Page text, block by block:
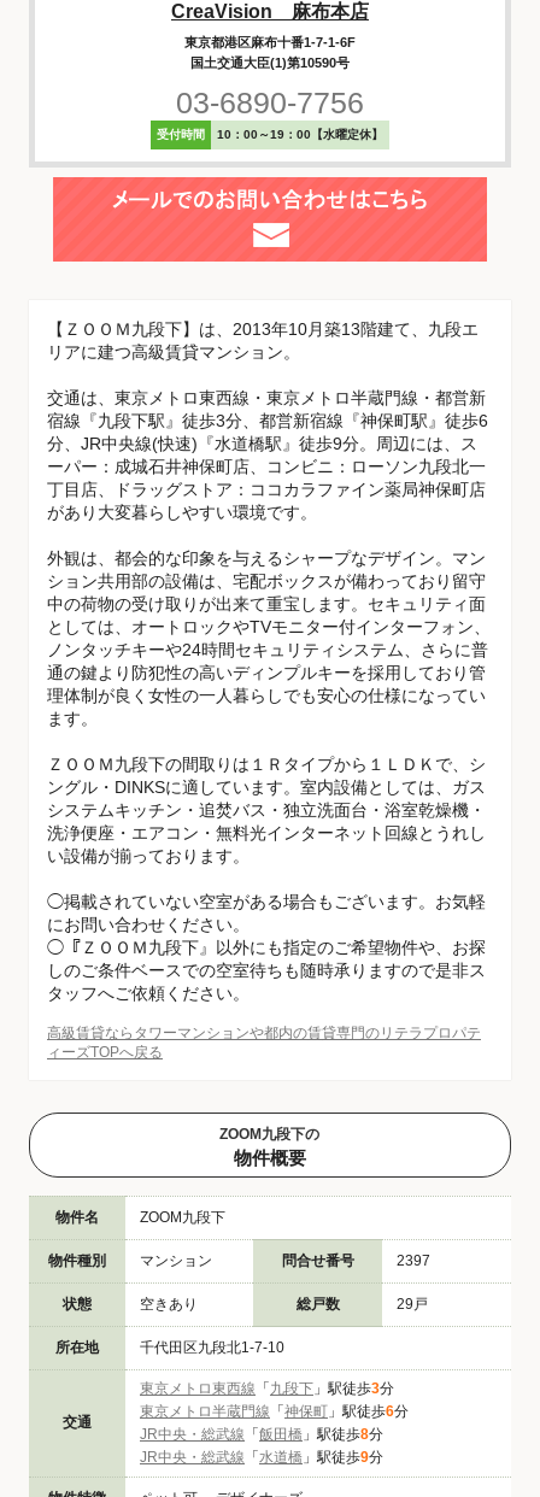
CreaVision 麻布本店
東京都港区麻布十番1-7-1-6F
国土交通大臣(1)第10590号
03-6890-7756
受付時間 10：00～19：00【水曜定休】
【ＺＯＯＭ九段下】は、2013年10月築13階建て、九段エ
リアに建つ高級賃貸マンション。
交通は、東京メトロ東西線・東京メトロ半蔵門線・都営新
宿線『九段下駅』徒歩3分、都営新宿線『神保町駅』徒歩6
分、JR中央線(快速)『水道橋駅』徒歩9分。周辺には、ス
ーパー：成城石井神保町店、コンビニ：ローソン九段北一
丁目店、ドラッグストア：ココカラファイン薬局神保町店
があり大変暮らしやすい環境です。
外観は、都会的な印象を与えるシャープなデザイン。マン
ション共用部の設備は、宅配ボックスが備わっており留守
中の荷物の受け取りが出来て重宝します。セキュリティ面
としては、オートロックやTVモニター付インターフォン、
ノンタッチキーや24時間セキュリティシステム、さらに普
通の鍵より防犯性の高いディンプルキーを採用しており管
理体制が良く女性の一人暮らしでも安心の仕様になってい
ます。
ＺＯＯＭ九段下の間取りは１Ｒタイプから１ＬＤＫで、シ
ングル・DINKSに適しています。室内設備としては、ガス
システムキッチン・追焚バス・独立洗面台・浴室乾燥機・
洗浄便座・エアコン・無料光インターネット回線とうれし
い設備が揃っております。
◯掲載されていない空室がある場合もございます。お気軽
にお問い合わせください。
◯『ＺＯＯＭ九段下』以外にも指定のご希望物件や、お探
しのご条件ベースでの空室待ちも随時承りますので是非ス
タッフへご依頼ください。
高級賃貸ならタワーマンションや都内の賃貸専門のリテラプロパテ
ィーズTOPへ戻る
ZOOM九段下の
物件概要
物件名 ZOOM九段下
物件種別 マンション 問合せ番号 2397
状態 空きあり 総戸数 29戸
所在地 千代田区九段北1-7-10
交通
東京メトロ東西線 「 九段下 」駅徒歩3分
東京メトロ半蔵門線 「 神保町 」駅徒歩6分
JR中央・総武線 「 飯田橋 」駅徒歩8分
JR中央・総武線 「 水道橋 」駅徒歩9分